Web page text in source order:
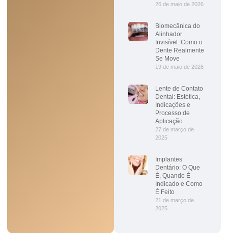
26 de maio de 2026
Biomecânica do
Alinhador
Invisível: Como o
Dente Realmente
Se Move
19 de maio de 2026
Lente de Contato
Dental: Estética,
Indicações e
Processo de
Aplicação
27 de março de
2025
Implantes
Dentário: O Que
É, Quando É
Indicado e Como
É Feito
21 de março de
2025